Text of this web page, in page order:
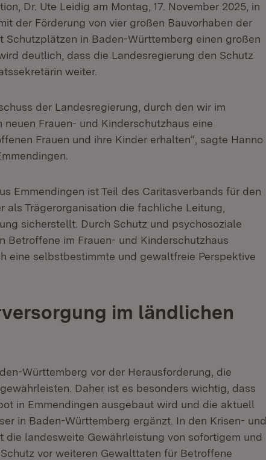
Dr. Ute Leidig am Montag, 17. November 2025, in
der Förderung von vier großen Bauvorhaben der
Schutzplätzen in Baden-Württemberg einen großen
deutlich, dass die Landesregierung den Schutz
weiter.
der Landesregierung, durch den wir im
Frauen- und Kinderschutzhaus eine
Frauen und ihre Kinder erhalten“, sagte Hanno
Emmendingen ist Teil des Caritasverbands für den
als Trägerorganisation die fachliche Leitung,
sicherstellt. Durch Schutz und psychosoziale
Betroffene im Frauen- und Kinderschutzhaus
eine selbstbestimmte und gewaltfreie Perspektive
im ländlichen
Württemberg vor der Herausforderung, die
Daher ist es besonders wichtig, dass
in Emmendingen ausgebaut wird und die aktuell
in Baden-Württemberg ergänzt. In den Krisen- und
die landesweite Gewährleistung von sofortigem und
vor weiteren Gewalttaten für Betroffene